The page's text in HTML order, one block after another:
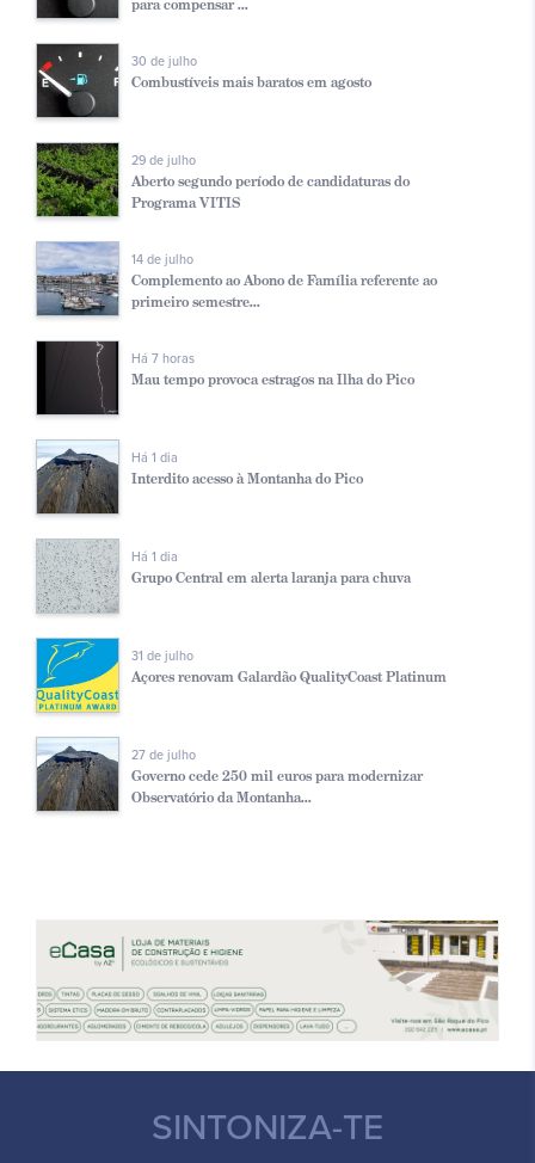
para compensar ...
30 de julho
Combustíveis mais baratos em agosto
29 de julho
Aberto segundo período de candidaturas do
Programa VITIS
14 de julho
Complemento ao Abono de Família referente ao
primeiro semestre...
Há 7 horas
Mau tempo provoca estragos na Ilha do Pico
Há 1 dia
Interdito acesso à Montanha do Pico
Há 1 dia
Grupo Central em alerta laranja para chuva
31 de julho
Açores renovam Galardão QualityCoast Platinum
27 de julho
Governo cede 250 mil euros para modernizar
Observatório da Montanha...
SINTONIZA-TE